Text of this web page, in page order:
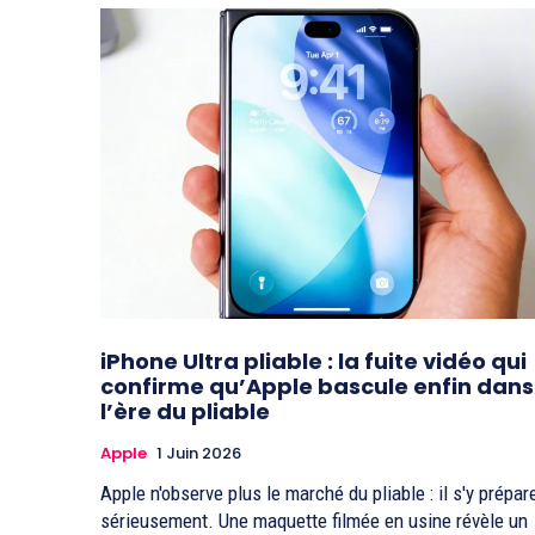
iPhone Ultra pliable : la fuite vidéo qui
confirme qu’Apple bascule enfin dans
l’ère du pliable
Apple 1 Juin 2026
Apple n'observe plus le marché du pliable : il s'y
sérieusement. Une maquette filmée en usine révèle un